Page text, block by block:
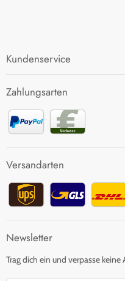
Kundenservice
Zahlung und Versand
Rücksendung
Kontakt
Zahlungsarten
Versandarten
Newsletter
Trag dich ein und verpasse keine